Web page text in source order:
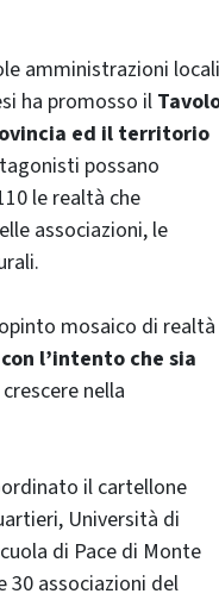
amministrazioni locali
ha promosso il
ed il territorio
possano
le realtà che
associazioni, le
mosaico di realtà
l’intento che sia
nella
il cartellone
Università di
di Pace di Monte
30 associazioni del